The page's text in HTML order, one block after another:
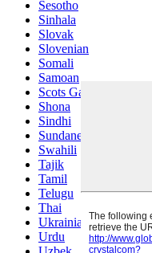
Sesotho
Sinhala
Slovak
Slovenian
Somali
Samoan
Scots Gaelic
Shona
Sindhi
Sundanese
Swahili
Tajik
Tamil
Telugu
Thai
Ukrainian
Urdu